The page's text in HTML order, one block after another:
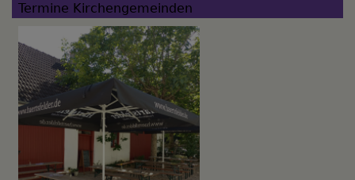
Termine Kirchengemeinden